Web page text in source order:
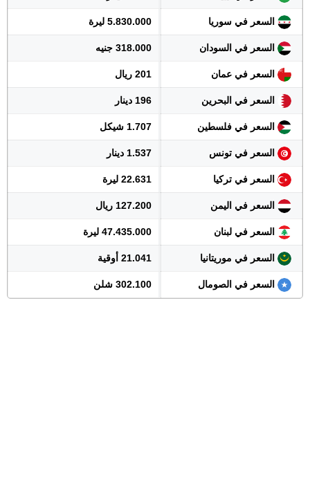
السعر في سوريا 5.830.000 ليرة
السعر في السودان 318.000 جنيه
السعر في عمان 201 ريال
السعر في البحرين 196 دينار
السعر في فلسطين 1.707 شيكل
السعر في تونس 1.537 دينار
السعر في تركيا 22.631 ليرة
السعر في اليمن 127.200 ريال
السعر في لبنان 47.435.000 ليرة
السعر في موريتانيا 21.041 أوقية
السعر في الصومال 302.100 شلن